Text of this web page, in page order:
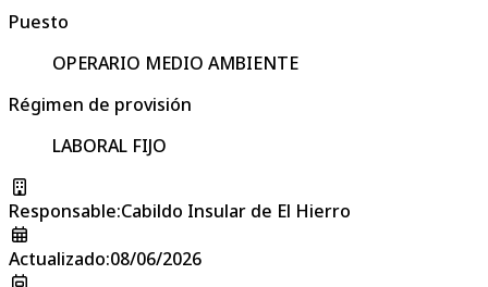
Puesto
OPERARIO MEDIO AMBIENTE
Régimen de provisión
LABORAL FIJO
Responsable:Cabildo Insular de El Hierro
Actualizado:08/06/2026